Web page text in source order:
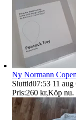
Ny Normann
Sluttid07:53 11 aug
Pris:260 kr,Köp nu.